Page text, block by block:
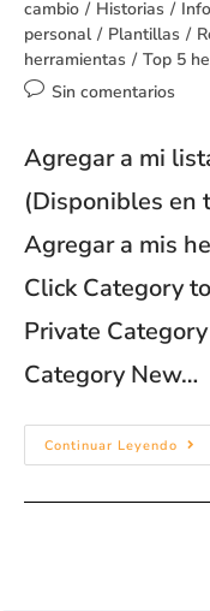
cambio / Historias /
personal / Plantillas /
herramientas / Top 5
Sin comentarios
Agregar a mi
(Disponibles en
Agregar a mis
Click Category
Private
Category New…
Continuar Leyendo